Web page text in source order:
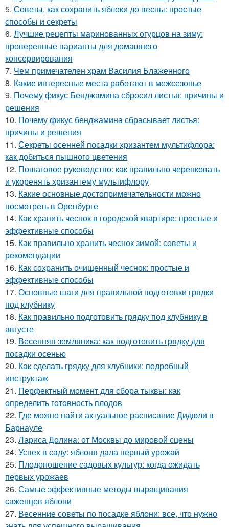
5. Советы, как сохранить яблоки до весны: простые
способы и секреты
6. Лучшие рецепты маринованных огурцов на зиму:
проверенные варианты для домашнего
консервирования
7. Чем примечателен храм Василия Блаженного
8. Какие интересные места работают в межсезонье
9. Почему фикус Бенджамина сбросил листья: причины и
решения
10. Почему фикус бенджамина сбрасывает листья:
причины и решения
11. Секреты осенней посадки хризантем мультифлора:
как добиться пышного цветения
12. Пошаговое руководство: как правильно черенковать
и укоренять хризантему мультифлору
13. Какие основные достопримечательности можно
посмотреть в Оренбурге
14. Как хранить чеснок в городской квартире: простые и
эффективные способы
15. Как правильно хранить чеснок зимой: советы и
рекомендации
16. Как сохранить очищенный чеснок: простые и
эффективные способы
17. Основные шаги для правильной подготовки грядки
под клубнику
18. Как правильно подготовить грядку под клубнику в
августе
19. Весенняя земляника: как подготовить грядку для
посадки осенью
20. Как сделать грядку для клубники: подробный
инструктаж
21. Перфектный момент для сбора тыквы: как
определить готовность плодов
22. Где можно найти актуальное расписание Дидюли в
Барнауле
23. Лариса Долина: от Москвы до мировой сцены
24. Успех в саду: яблоня дала первый урожай
25. Плодоношение садовых культур: когда ожидать
первых урожаев
26. Самые эффективные методы выращивания
саженцев яблони
27. Весенние советы по посадке яблони: все, что нужно